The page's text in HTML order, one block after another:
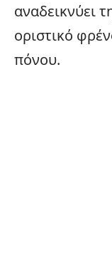
αναδεικνύει
οριστικό
πόνου.